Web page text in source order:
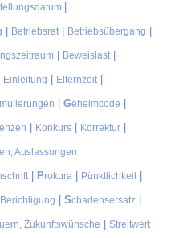
Betriebsrat| Betriebsübergang
Beweislast|
Einleitung Elternzeit|
Geheimcode
Konkurs Korrektur
Auslassungen
| Prokura Pünktlichkeit|
Schadensersatz
Zukunftswünsche Streitwert